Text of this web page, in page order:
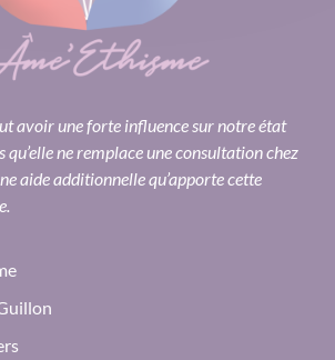
avoir une forte influence sur notre état
qu’elle ne remplace une consultation chez
aide additionnelle qu’apporte cette